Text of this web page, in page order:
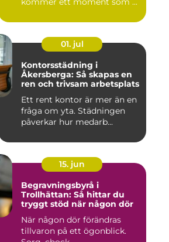
01. jul
Kontorsstädning i
Åkersberga: Så skapas en
ren och trivsam arbetsplats
Ett rent kontor är mer än en
fråga om yta. Städningen
påverkar hur medarb...
15. jun
Begravningsbyrå i
Trollhättan: Så hittar du
tryggt stöd när någon dör
När någon dör förändras
tillvaron på ett ögonblick.